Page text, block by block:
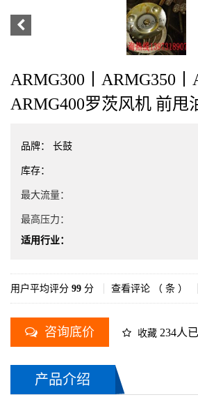
ARMG300丨ARMG350丨
ARMG400罗茨风机 前甩
品牌： 长鼓
库存：
最大流量：
最高压力：
适用行业：
用户平均评分 99 分 查看评论 （ 条 ）
咨询底价 收藏 234人
产品介绍